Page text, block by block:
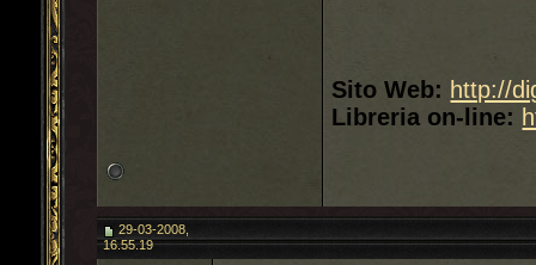
Sito Web: http://
Libreria on-line:
29-03-2008,
16.55.19